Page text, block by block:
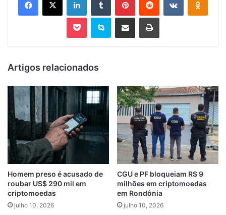
Pocket Skype Compartilhar via e-mail Imprimir
Artigos relacionados
Homem preso é acusado de
roubar US$ 290 mil em
criptomoedas
julho 10, 2026
CGU e PF bloqueiam R$ 9
milhões em criptomoedas
em Rondônia
julho 10, 2026